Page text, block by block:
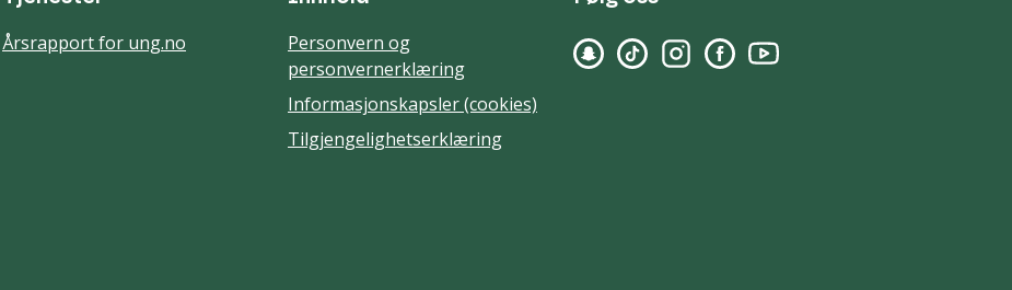
Årsrapport for ung.no
Personvern og
personvernerklæring
Informasjonskapsler (cookies)
Tilgjengelighetserklæring